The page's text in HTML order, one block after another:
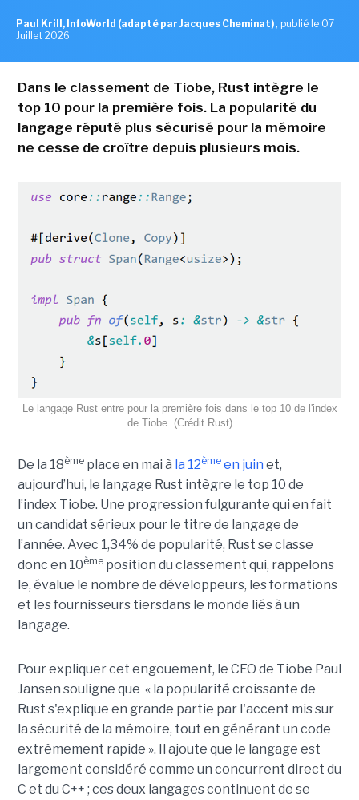
Paul Krill, InfoWorld (adapté par Jacques Cheminat) , publié le 07
Juillet 2026
Dans le classement de Tiobe, Rust intègre le
top 10 pour la première fois. La popularité du
langage réputé plus sécurisé pour la mémoire
ne cesse de croître depuis plusieurs mois.
Le langage Rust entre pour la première fois dans le top 10 de l'index
de Tiobe. (Crédit Rust)
De la 18èmeplace en mai à la 12èmeen juin et,
aujourd’hui, le langage Rust intègre le top 10 de
l’index Tiobe. Une progression fulgurante qui en fait
un candidat sérieux pour le titre de langage de
l’année. Avec 1,34% de popularité, Rust se classe
donc en 10èmeposition du classement qui, rappelons
le, évalue le nombre de développeurs, les formations
et les fournisseurs tiersdans le monde liés à un
langage.
Pour expliquer cet engouement, le CEO de Tiobe Paul
Jansen souligne que « la popularité croissante de
Rust s'explique en grande partie par l'accent mis sur
la sécurité de la mémoire, tout en générant un code
extrêmement rapide ». Il ajoute que le langage est
largement considéré comme un concurrent direct du
C et du C++ ; ces deux langages continuent de se